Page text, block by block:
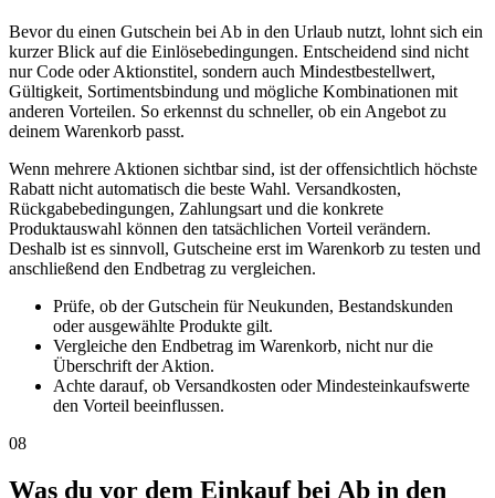
Bevor du einen Gutschein bei Ab in den Urlaub nutzt, lohnt sich ein
kurzer Blick auf die Einlösebedingungen. Entscheidend sind nicht
nur Code oder Aktionstitel, sondern auch Mindestbestellwert,
Gültigkeit, Sortimentsbindung und mögliche Kombinationen mit
anderen Vorteilen. So erkennst du schneller, ob ein Angebot zu
deinem Warenkorb passt.
Wenn mehrere Aktionen sichtbar sind, ist der offensichtlich höchste
Rabatt nicht automatisch die beste Wahl. Versandkosten,
Rückgabebedingungen, Zahlungsart und die konkrete
Produktauswahl können den tatsächlichen Vorteil verändern.
Deshalb ist es sinnvoll, Gutscheine erst im Warenkorb zu testen und
anschließend den Endbetrag zu vergleichen.
Prüfe, ob der Gutschein für Neukunden, Bestandskunden
oder ausgewählte Produkte gilt.
Vergleiche den Endbetrag im Warenkorb, nicht nur die
Überschrift der Aktion.
Achte darauf, ob Versandkosten oder Mindesteinkaufswerte
den Vorteil beeinflussen.
08
Was du vor dem Einkauf bei Ab in den